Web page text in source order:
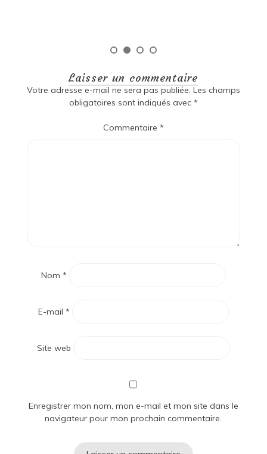
Laisser un commentaire
Votre adresse e-mail ne sera pas publiée. Les champs
obligatoires sont indiqués avec *
Commentaire *
Nom *
E-mail *
Site web
Enregistrer mon nom, mon e-mail et mon site dans le
navigateur pour mon prochain commentaire.